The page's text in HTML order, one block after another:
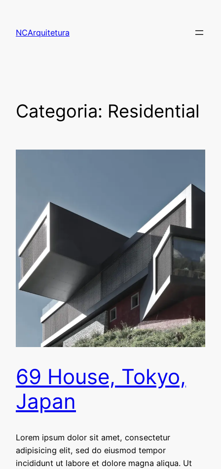
NCArquitetura
Categoria: Residential
69 House, Tokyo,
Japan
Lorem ipsum dolor sit amet, consectetur
adipisicing elit, sed do eiusmod tempor
incididunt ut labore et dolore magna aliqua. Ut